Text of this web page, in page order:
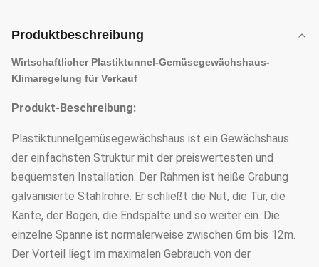
Produktbeschreibung
Wirtschaftlicher Plastiktunnel-Gemüsegewächshaus-
Klimaregelung für Verkauf
Produkt-Beschreibung:
Plastiktunnelgemüsegewächshaus ist ein Gewächshaus
der einfachsten Struktur mit der preiswertesten und
bequemsten Installation. Der Rahmen ist heiße Grabung
galvanisierte Stahlrohre. Er schließt die Nut, die Tür, die
Kante, der Bogen, die Endspalte und so weiter ein. Die
einzelne Spanne ist normalerweise zwischen 6m bis 12m.
Der Vorteil liegt im maximalen Gebrauch von der